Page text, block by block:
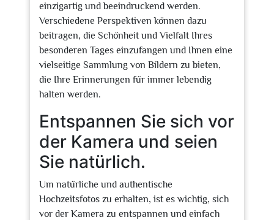
einzigartig und beeindruckend werden.
Verschiedene Perspektiven können dazu
beitragen, die Schönheit und Vielfalt Ihres
besonderen Tages einzufangen und Ihnen eine
vielseitige Sammlung von Bildern zu bieten,
die Ihre Erinnerungen für immer lebendig
halten werden.
Entspannen Sie sich vor
der Kamera und seien
Sie natürlich.
Um natürliche und authentische
Hochzeitsfotos zu erhalten, ist es wichtig, sich
vor der Kamera zu entspannen und einfach